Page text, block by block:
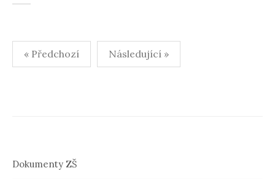
g
« Předchozí Následující »
Dokumenty ZŠ